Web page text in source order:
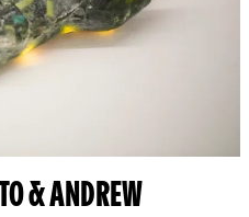
& ANDREW